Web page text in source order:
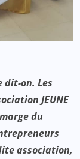
dit-on. Les
JEUNE
du
association,